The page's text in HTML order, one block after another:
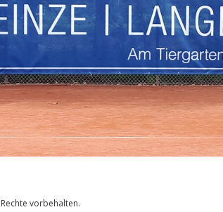
vorbehalten.